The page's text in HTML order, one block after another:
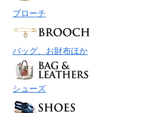
ブローチ
バッグ、お財布ほか
シューズ